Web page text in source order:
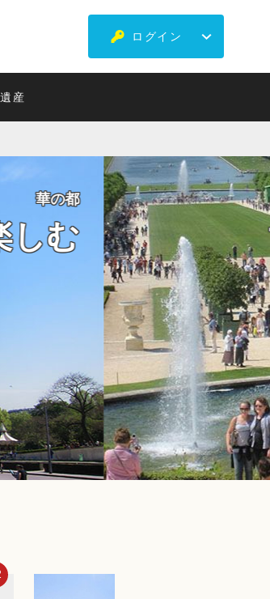
ログイン
産
く半日観光
宮殿